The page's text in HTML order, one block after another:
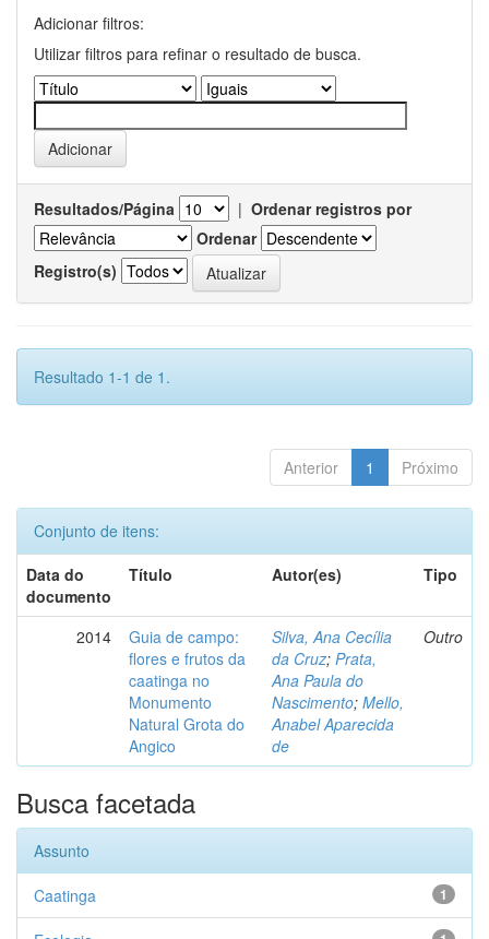
Adicionar filtros:
Utilizar filtros para refinar o resultado de busca.
Resultados/Página | Ordenar registros por
Ordenar
Registro(s)
Resultado 1-1 de 1.
Anterior 1 Próximo
Conjunto de itens:
Data do
documento
Título Autor(es) Tipo
2014
Guia de campo:
flores e frutos da
caatinga no
Monumento
Natural Grota do
Angico
Silva, Ana Cecília
da Cruz; Prata,
Ana Paula do
Nascimento; Mello,
Anabel Aparecida
de
Outro
Busca facetada
Assunto
1
Caatinga